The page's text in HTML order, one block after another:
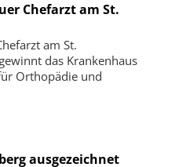
Chefarzt am St.
am St.
das Krankenhaus
Orthopädie und
ausgezeichnet